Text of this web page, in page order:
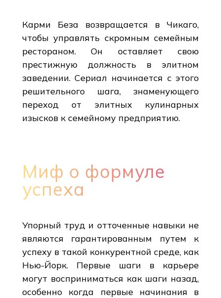
Карми Беза возвращается в Чикаго,
чтобы управлять скромным семейным
рестораном. Он оставляет свою
престижную должность в элитном
заведении. Сериал начинается с этого
решительного шага, знаменующего
переход от элитных кулинарных
изысков к семейному предприятию.
Миф о формуле
успеха
Упорный труд и отточенные навыки не
являются гарантированным путем к
успеху в такой конкурентной среде, как
Нью-Йорк. Первые шаги в карьере
могут восприниматься как шаги назад,
особенно когда первые начинания в